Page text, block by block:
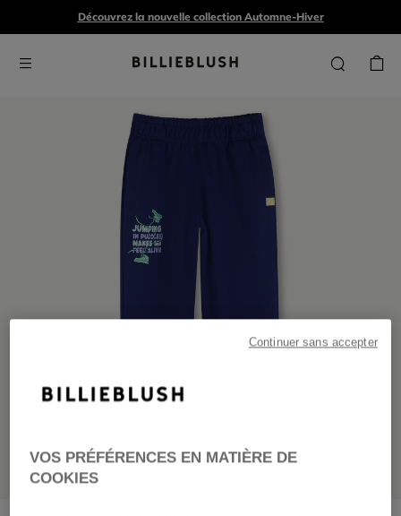
Découvrez la nouvelle collection Automne-Hiver
VOS PRÉFÉRENCES EN MATIÈRE DE
COOKIES
Continuer sans accepter